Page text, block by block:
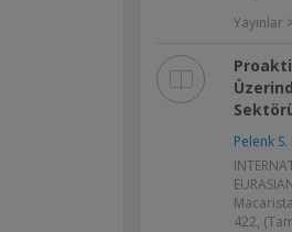
Yayınlar
Pelenk S.
422,